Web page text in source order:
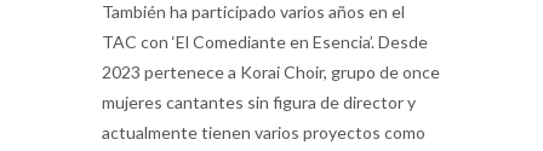
También ha participado varios años en el
TAC con ‘El Comediante en Esencia’. Desde
2023 pertenece a Korai Choir, grupo de once
mujeres cantantes sin figura de director y
actualmente tienen varios proyectos como